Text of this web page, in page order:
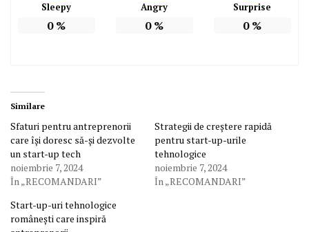
Sleepy
0%
Angry
0%
Surprise
0%
Similare
Sfaturi pentru antreprenorii
care își doresc să-și dezvolte
un start-up tech
noiembrie 7, 2024
În „RECOMANDARI”
Strategii de creștere rapidă
pentru start-up-urile
tehnologice
noiembrie 7, 2024
În „RECOMANDARI”
Start-up-uri tehnologice
românești care inspiră